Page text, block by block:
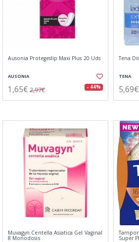
Ausonia Protegeslip Maxi Plus 20 Uds
AUSONIA
1,65€ 2,97€ - 44%
Tena
TENA
5,69€
Muvagyn Centella Asiatica Gel Vaginal
8 Monodosis Super